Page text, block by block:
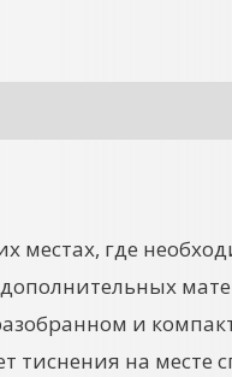
местах, где
дополнительных
и
тиснения на месте